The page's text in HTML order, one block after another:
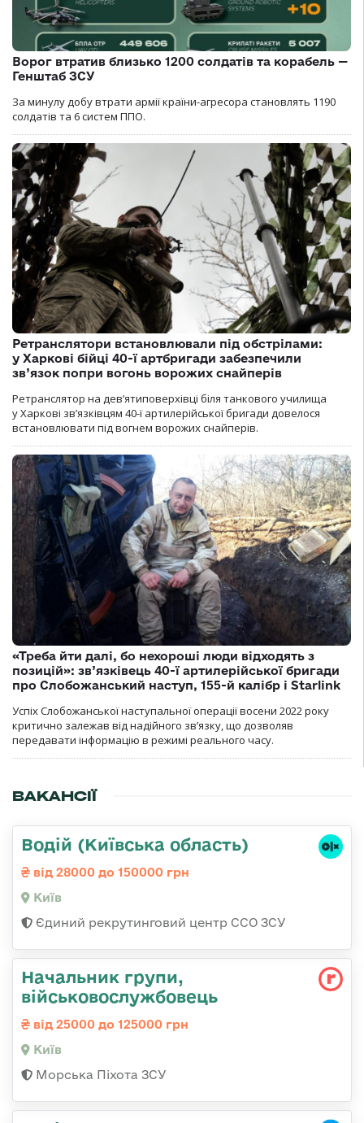
Ворог втратив близько 1200 солдатів та корабель —
Генштаб ЗСУ
За минулу добу втрати армії країни-агресора становлять 1190
солдатів та 6 систем ППО.
Ретранслятори встановлювали під обстрілами:
у Харкові бійці 40-ї артбригади забезпечили
зв’язок попри вогонь ворожих снайперів
Ретранслятор на дев’ятиповерхівці біля танкового училища
у Харкові зв’язківцям 40-ї артилерійської бригади довелося
встановлювати під вогнем ворожих снайперів.
«Треба йти далі, бо нехороші люди відходять з
позицій»: зв’язківець 40-ї артилерійської бригади
про Слобожанський наступ, 155-й калібр і Starlink
Успіх Слобожанської наступальної операції восени 2022 року
критично залежав від надійного зв’язку, що дозволяв
передавати інформацію в режимі реального часу.
ВАКАНСІЇ
Водій (Київська область)
від 28000 до 150000 грн
Київ
Єдиний рекрутинговий центр ССО ЗСУ
Начальник групи,
військовослужбовець
від 25000 до 125000 грн
Київ
Морська Піхота ЗСУ